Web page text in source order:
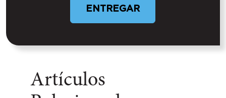
Artículos